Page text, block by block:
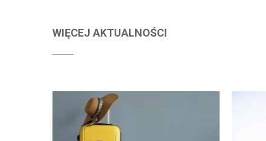
WIĘCEJ AKTUALNOŚCI